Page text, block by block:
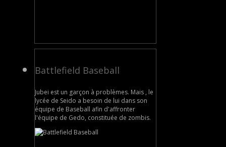
Battlefield Baseball
Jubei est un garçon à problèmes. Mais , le
lycée de Seido a besoin de lui dans son
équipe de Baseball afin d'affronter
l'équipe de Gedo, constituée de zombis.